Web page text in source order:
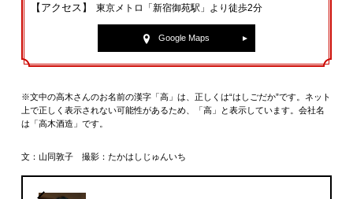
【アクセス】 東京メトロ「新宿御苑駅」より徒歩2分
Google Maps
※文中の高木さんのお名前の漢字「高」は、正しくは“はしごだか”です。ネット
上で正しく表示されない可能性があるため、「高」と表示しています。会社名
は「高木酒造」です。
文：山同敦子 撮影：たかはしじゅんいち